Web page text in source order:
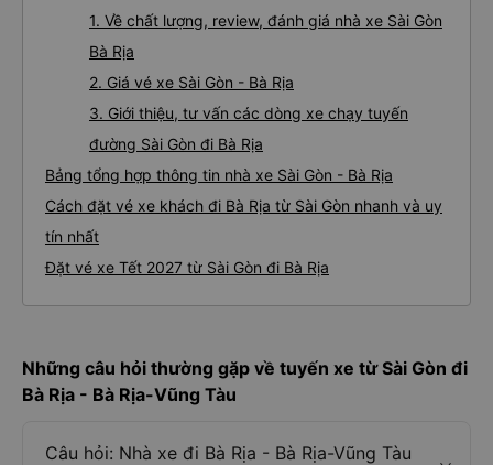
1. Về chất lượng, review, đánh giá nhà xe Sài Gòn
Bà Rịa
2. Giá vé xe Sài Gòn - Bà Rịa
3. Giới thiệu, tư vấn các dòng xe chạy tuyến
đường Sài Gòn đi Bà Rịa
Bảng tổng hợp thông tin nhà xe Sài Gòn - Bà Rịa
Cách đặt vé xe khách đi Bà Rịa từ Sài Gòn nhanh và uy
tín nhất
Đặt vé xe Tết 2027 từ Sài Gòn đi Bà Rịa
Những câu hỏi thường gặp về tuyến xe từ Sài Gòn đi
Bà Rịa - Bà Rịa-Vũng Tàu
Câu hỏi: Nhà xe đi Bà Rịa - Bà Rịa-Vũng Tàu